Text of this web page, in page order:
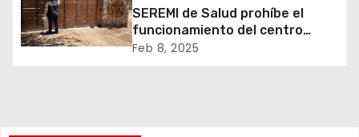
n
t
SEREMI de Salud prohíbe el
funcionamiento del centro
recreativo Tantakuy
Feb 8, 2025